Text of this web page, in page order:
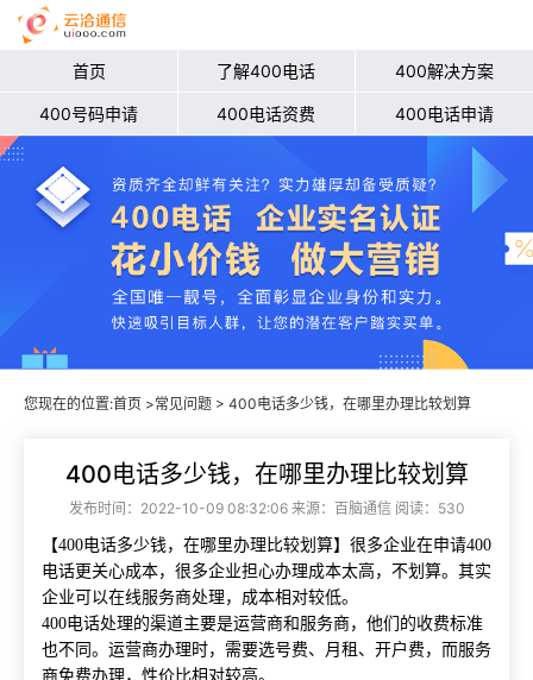
首页 了解400电话 400解决方案
400号码申请 400电话资费 400电话申请
您现在的位置:首页 >常见问题 > 400电话多少钱，在哪里办理比较划算
400电话多少钱，在哪里办理比较划算
发布时间：2022-10-09 08:32:06 来源：百脑通信 阅读：530
【400电话多少钱，在哪里办理比较划算】很多企业在申请400
电话更关心成本，很多企业担心办理成本太高，不划算。其实
企业可以在线服务商处理，成本相对较低。
400电话处理的渠道主要是运营商和服务商，他们的收费标准
也不同。运营商办理时，需要选号费、月租、开户费，而服务
商免费办理，性价比相对较高。